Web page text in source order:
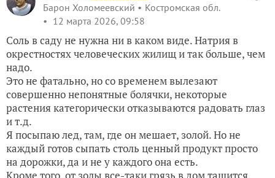
Барон Холомеевский
Костромская обл.
12 марта 2026, 09:58
Соль в саду не нужна ни в каком виде. Натрия в
окрестностях человеческих жилищ и так больше, чем
надо.
Это не фатально, но со временем вылезают
совершенно непонятные болячки, некоторые
растения категорически отказываются радовать глаз
и т.д.
Я посыпаю лед, там, где он мешает, золой. Но не
каждый готов сыпать столь ценный продукт просто
на дорожки, да и не у каждого она есть.